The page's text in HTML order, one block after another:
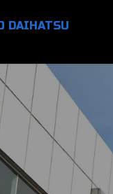
DAIHATSU